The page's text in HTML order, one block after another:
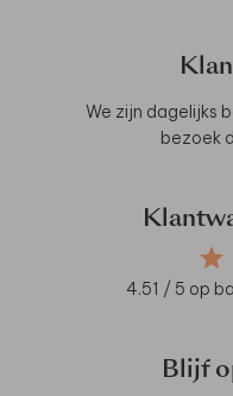
We zijn dagelijks
bezoek
4.51 / 5 op
Blijf